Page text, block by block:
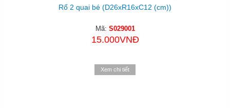
Rổ 2 quai bé (D26xR16xC12 (cm))
Mã: S029001
15.000VNĐ
Xem chi tiết